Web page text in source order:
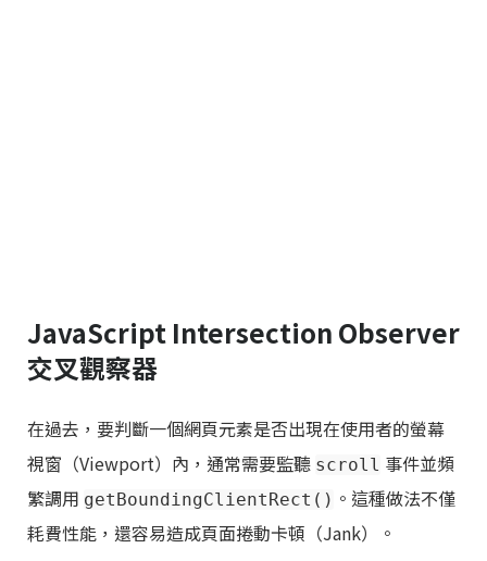
JavaScript Intersection Observer
交叉觀察器
在過去，要判斷一個網頁元素是否出現在使用者的螢幕
視窗（Viewport）內，通常需要監聽 scroll 事件並頻
繁調用 getBoundingClientRect() 。這種做法不僅
耗費性能，還容易造成頁面捲動卡頓（Jank）。